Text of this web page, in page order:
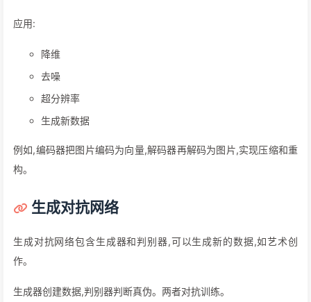
应用:
降维
去噪
超分辨率
生成新数据
例如,编码器把图片编码为向量,解码器再解码为图片,实现压缩和重
构。
生成对抗网络
生成对抗网络包含生成器和判别器,可以生成新的数据,如艺术创
作。
生成器创建数据,判别器判断真伪。两者对抗训练。